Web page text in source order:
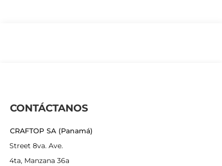
CONTÁCTANOS
CRAFTOP SA (Panamá)
Street 8va. Ave.
4ta, Manzana 36a